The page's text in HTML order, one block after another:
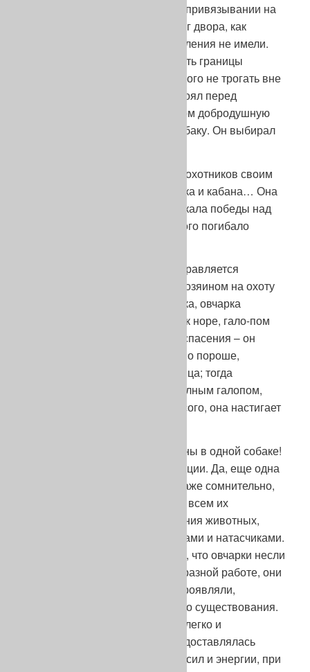
Шмидт, там же). Добавлю: ни о привязывании на
цепь, ни о глухих заборах вокруг двора, как
правило, в деревне и представления не имели.
Овчарка сама должна была знать границы
охраняемых ею владений и никого не трогать вне
их. Как видно, крестьянин не стоял перед
дилеммой: выбирать ли слишком добродушную
или чрезмерно агрессивную собаку. Он выбирал
«Славилась она также и среди охотников своим
изумительным чутьем на барсука и кабана… Она
так ловка, что никогда не допускала победы над
собою кабана, от клыков которого погибало
В лунную октябрьскую ночь отправляется
немецкая овчарка с пастухом-хозяином на охоту
на барсука… Охотясь на барсука, овчарка
отрезает ему путь отступления к норе, гало-пом
мчится по его следу, и нет ему спасения – он
погиб. Сплошь и рядом, бегая по пороше,
немецкая овчарка откроет и зайца; тогда
наступает для нее радость – полным галопом,
предупреждая все хитрости косого, она настигает
И все эти качества были собраны в одной собаке!
Просто триумф народной селекции. Да, еще одна
немаловажная деталь: очень даже сомнительно,
чтобы пастухи и крестьяне, при всем их
понимании природного поведения животных,
были хорошими дрессировщиками и натасчиками.
То есть, хочу сказать: мало того, что овчарки несли
в крови способности к разнообразной работе, они
их самостоятельно и активно проявляли,
сообразуясь с условиями своего существования.
И потому включались в работу легко и
естественно, как только им предоставлялась
какая-то сфера приложения их сил и энергии, при